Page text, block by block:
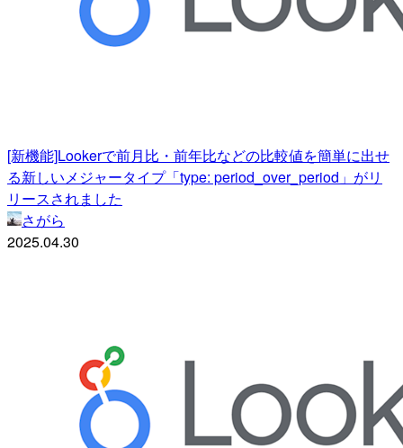
[新機能]Lookerで前月比・前年比などの比較値を簡単に出せ
る新しいメジャータイプ「type: period_over_period」がリ
リースされました
さがら
2025.04.30